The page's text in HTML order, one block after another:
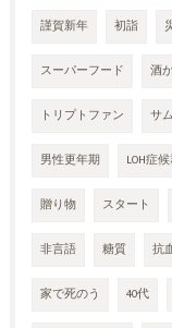
謹賀新年 初詣
スーパーフード 酒
トリプトファン サ
男性更年期 LOH症
贈り物 スタート
非言語 糖質 抗
家で死のう 40代